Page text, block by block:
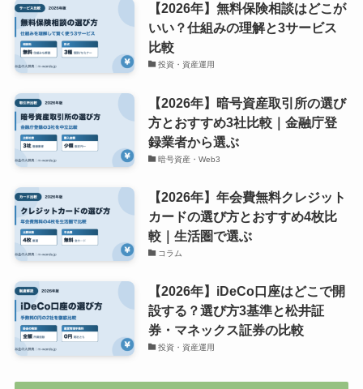
【2026年】無料保険相談はどこが
いい？仕組みの理解と3サービス
比較
投資・資産運用
【2026年】暗号資産取引所の選び
方とおすすめ3社比較｜金融庁登
録業者から選ぶ
暗号資産・Web3
【2026年】年会費無料クレジット
カードの選び方とおすすめ4枚比
較｜生活圏で選ぶ
コラム
【2026年】iDeCo口座はどこで開
設する？選び方3基準と松井証
券・マネックス証券の比較
投資・資産運用